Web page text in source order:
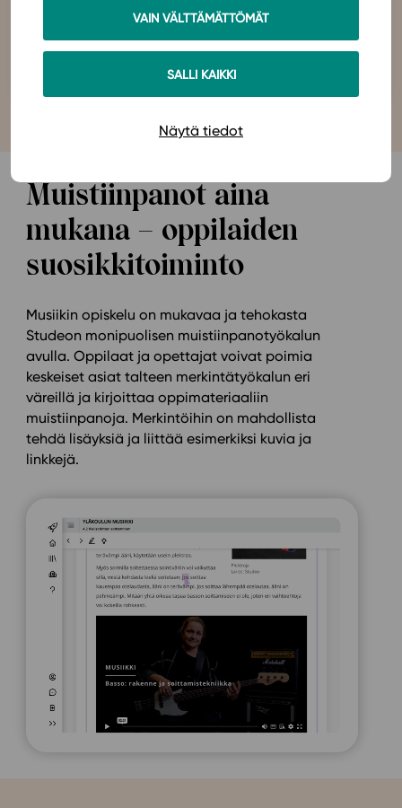
VAIN VÄLTTÄMÄTTÖMÄT
SALLI KAIKKI
Näytä tiedot
Muistiinpanot aina
mukana – oppilaiden
suosikkitoiminto
Musiikin opiskelu on mukavaa ja tehokasta
Studeon monipuolisen muistiinpanotyökalun
avulla. Oppilaat ja opettajat voivat poimia
keskeiset asiat talteen merkintätyökalun eri
väreillä ja kirjoittaa oppimateriaaliin
muistiinpanoja. Merkintöihin on mahdollista
tehdä lisäyksiä ja liittää esimerkiksi kuvia ja
linkkejä.